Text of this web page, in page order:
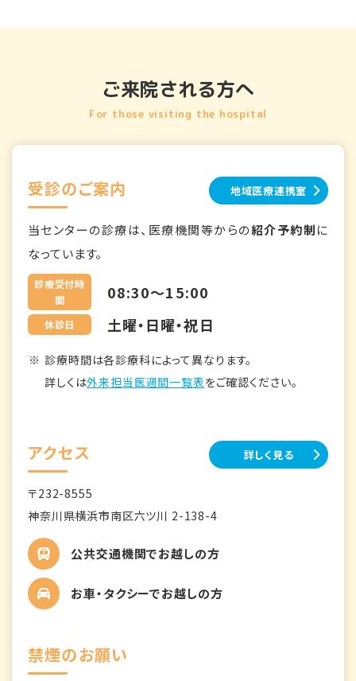
ご来院される方へ
For those visiting the hospital
受診のご案内 地域医療連携室
当センターの診療は、医療機関等からの紹介予約制に
なっています。
診療受付時
間
08:30～15:00
休診日 土曜・日曜・祝日
診療時間は各診療科によって異なります。
詳しくは外来担当医週間一覧表をご確認ください。
アクセス 詳しく見る
〒232-8555
神奈川県横浜市南区六ツ川 2-138-4
公共交通機関でお越しの方
お車・タクシーでお越しの方
禁煙のお願い